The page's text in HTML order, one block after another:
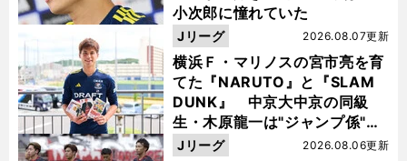
小次郎に憧れていた
横浜Ｆ・マリノスの宮市亮を育
てた『NARUTO』と『SLAM
DUNK』 中京大中京の同級
生・木原龍一は"ジャンプ係"だ
った
2026.08.07更新
Jリーグ
2026.08.06更新
Jリーグ